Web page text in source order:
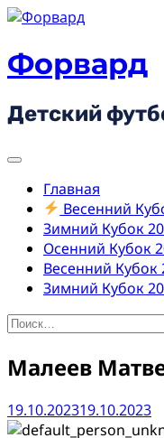
Skip
content
Форвард
Детский
Главная
Весенний
Зимний Кубок
Осенний Кубок
Весенний Кубок
Зимний Кубок
Найти:
Малеев
19.10.202319.10.2023